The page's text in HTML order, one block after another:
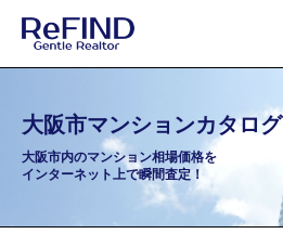
大阪市マンションカタログ
大阪市内のマンション相場価格を
インターネット上で瞬間査定！